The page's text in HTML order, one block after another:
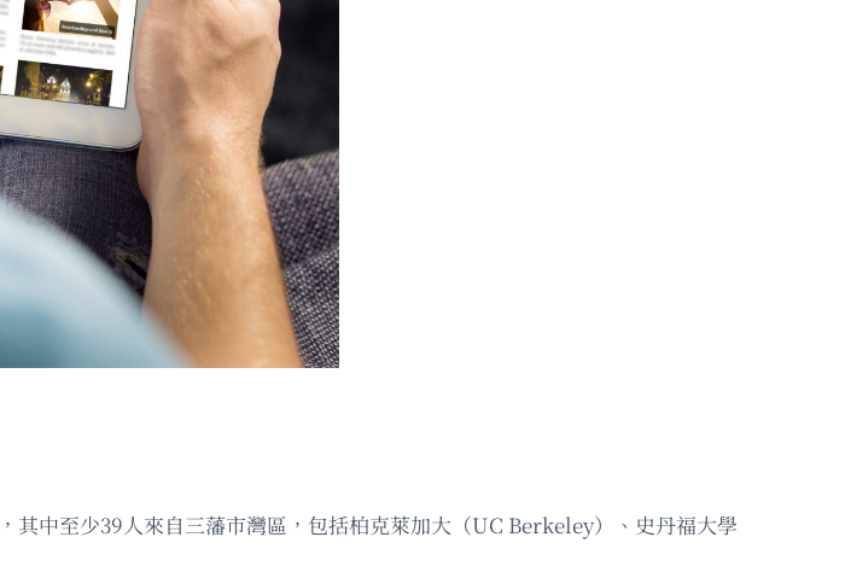
其中至少39人來自三藩市灣區，包括柏克萊加大（UC Berkeley）、史丹福大學